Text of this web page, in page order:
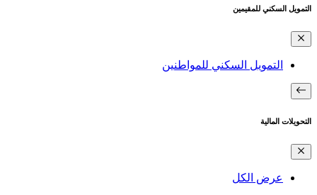
التمويل السكني للمقيمين
التمويل السكني للمواطنين
التحويلات المالية
عرض الكل